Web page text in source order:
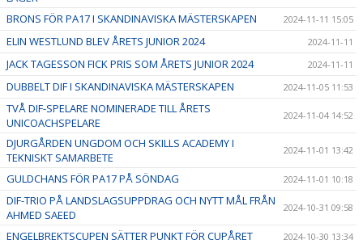
BRONS FÖR PA17 I SKANDINAVISKA MÄSTERSKAPEN 2024-11-11 15:05
ELIN WESTLUND BLEV ÅRETS JUNIOR 2024 2024-11-11
JACK TAGESSON FICK PRIS SOM ÅRETS JUNIOR 2024 2024-11-11
DUBBELT DIF I SKANDINAVISKA MÄSTERSKAPEN 2024-11-05 11:53
TVÅ DIF-SPELARE NOMINERADE TILL ÅRETS
UNICOACHSPELARE
2024-11-04 14:52
DJURGÅRDEN UNGDOM OCH SKILLS ACADEMY I
TEKNISKT SAMARBETE
2024-11-01 13:42
GULDCHANS FÖR PA17 PÅ SÖNDAG 2024-11-01 10:18
DIF-TRIO PÅ LANDSLAGSUPPDRAG OCH NYTT MÅL FRÅN
AHMED SAEED
2024-10-31 09:58
ENGELBREKTSCUPEN SÄTTER PUNKT FÖR CUPÅRET 2024-10-30 13:34